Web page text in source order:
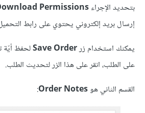
بتحديد الإجراءPermissions
إرسال بريد إلكتروني يحتوي على رابط
يمكنك استخدام زرSave Orderلحفظ أيّة
على الطلب، انقر على هذا الزر لتحديث الطلب.
القسم الثاني هوOrder Notes
: